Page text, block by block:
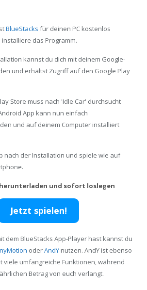
BlueStacks für deinen PC kostenlos
das Programm.
kannst du dich mit deinem Google-
und erhältst Zugriff auf den Google Play
Store muss nach 'Idle Car' durchsucht
App kann nun einfach
und auf deinem Computer installiert
nach der Installation und spiele wie auf
und sofort loslegen
Jetzt spielen!
dem BlueStacks App-Player hast kannst du
oderAndY nutzen. AndY ist ebenso
viele umfangreiche Funktionen, während
Betrag von euch verlangt.